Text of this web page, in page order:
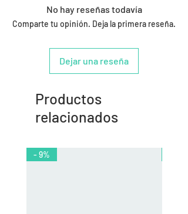
No hay reseñas todavía
Comparte tu opinión. Deja la primera reseña.
Dejar una reseña
Productos
relacionados
- 9%